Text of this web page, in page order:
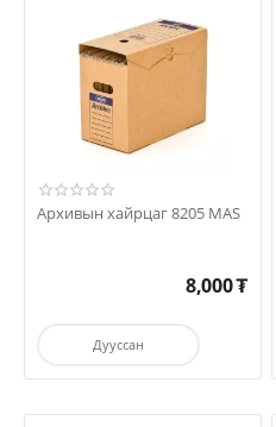
Архивын хайрцаг 8205 MAS
8,000₮
Дууссан